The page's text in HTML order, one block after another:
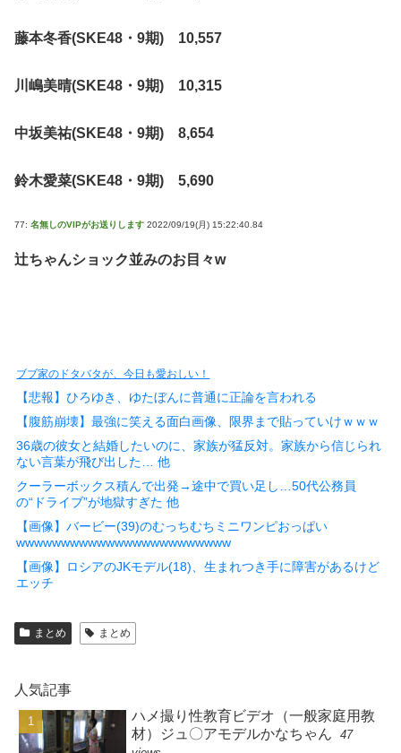
藤本冬香(SKE48・9期) 10,557
川嶋美晴(SKE48・9期) 10,315
中坂美祐(SKE48・9期) 8,654
鈴木愛菜(SKE48・9期) 5,690
77: 名無しのVIPがお送りします 2022/09/19(月) 15:22:40.84
辻ちゃんショック並みのお目々w
ブブ家のドタバタが、今日も愛おしい！
【悲報】ひろゆき、ゆたぼんに普通に正論を言われる
【腹筋崩壊】最強に笑える面白画像、限界まで貼っていけｗｗｗ
36歳の彼女と結婚したいのに、家族が猛反対。家族から信じられ
ない言葉が飛び出した… 他
クーラーボックス積んで出発→途中で買い足し…50代公務員
の“ドライブ”が地獄すぎた 他
【画像】バービー(39)のむっちむちミニワンピおっぱい
wwwwwwwwwwwwwwwwwwwwwwww
【画像】ロシアのJKモデル(18)、生まれつき手に障害があるけど
エッチ
まとめ まとめ
人気記事
ハメ撮り性教育ビデオ（一般家庭用教
材）ジュ〇アモデルかなちゃん
47